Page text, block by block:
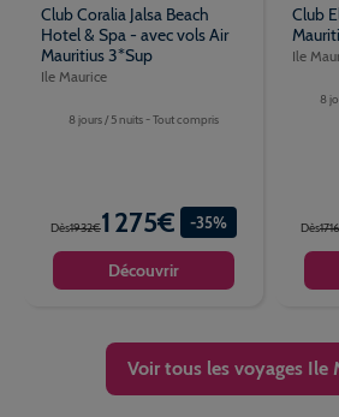
Club Coralia Jalsa Beach
Hotel & Spa - avec vols Air
Mauritius 3*Sup
Ile Maurice
8 jours / 5 nuits - Tout compris
Dès1932€1 275€ -35%
Découvrir
Club
Ile
8
Dès
Voir tous les voyages Ile